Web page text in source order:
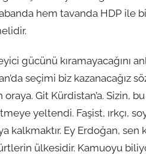
hem tavanda HDP
gücünü kıramayacağını
seçimi biz kazanacağız
Git Kürdistan’a. Sizin,
yeltendi. Faşist, ırkçı,
Ey Erdoğan, sen
ülkesidir. Kamuoyu